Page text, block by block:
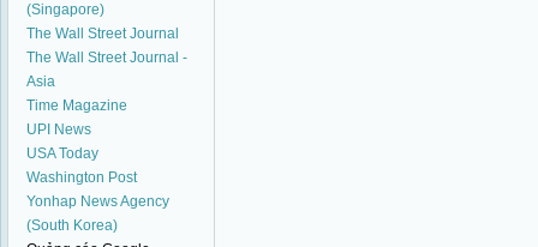
(Singapore)
The Wall Street Journal
The Wall Street Journal -
Asia
Time Magazine
UPI News
USA Today
Washington Post
Yonhap News Agency
(South Korea)